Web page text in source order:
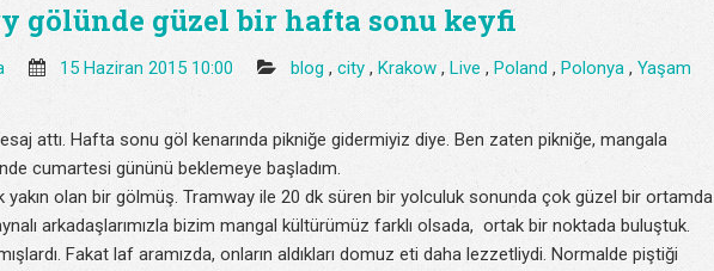
gölünde güzel bir hafta sonu keyfi
15 Haziran 2015 10:00 blog , city , Krakow , Live , Poland , Polonya , Yaşam
attı. Hafta sonu göl kenarında pikniğe gidermiyiz diye. Ben zaten pikniğe, mangala
cumartesi gününü beklemeye başladım.
yakın olan bir gölmüş. Tramway ile 20 dk süren bir yolculuk sonunda çok güzel bir ortamda
arkadaşlarımızla bizim mangal kültürümüz farklı olsada, ortak bir noktada buluştuk.
Fakat laf aramızda, onların aldıkları domuz eti daha lezzetliydi. Normalde piştiği